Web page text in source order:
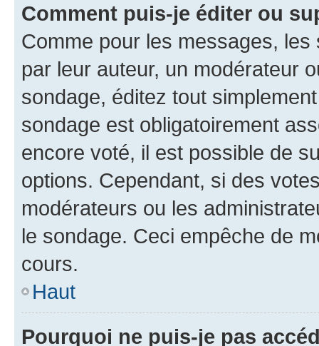
Comment puis-je éditer ou
Comme pour les messages,
par leur auteur, un modérateur
sondage, éditez tout
sondage est obligatoirement
encore voté, il est possible de
options. Cependant, si des
modérateurs ou les
le sondage. Ceci empêche de
cours.
Haut
Pourquoi ne puis-je pas